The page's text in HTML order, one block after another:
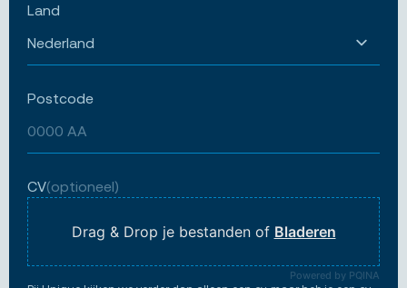
Land
Postcode
CV(optioneel)
Powered by PQINA
Drag & Drop je bestanden of Bladeren